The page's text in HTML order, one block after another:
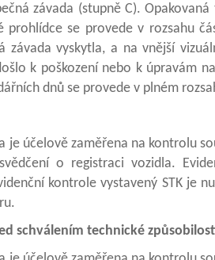
závada (stupně C).
prohlídce se provede v rozsahu
závada vyskytla, a na vnější
k poškození nebo k úpravám
dnů se provede v plném
je účelově zaměřena na kontrolu
o registraci vozidla.
kontrole vystavený STK je
schválením technické